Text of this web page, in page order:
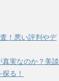
！悪い評判やデ
実なのか？美談
る！